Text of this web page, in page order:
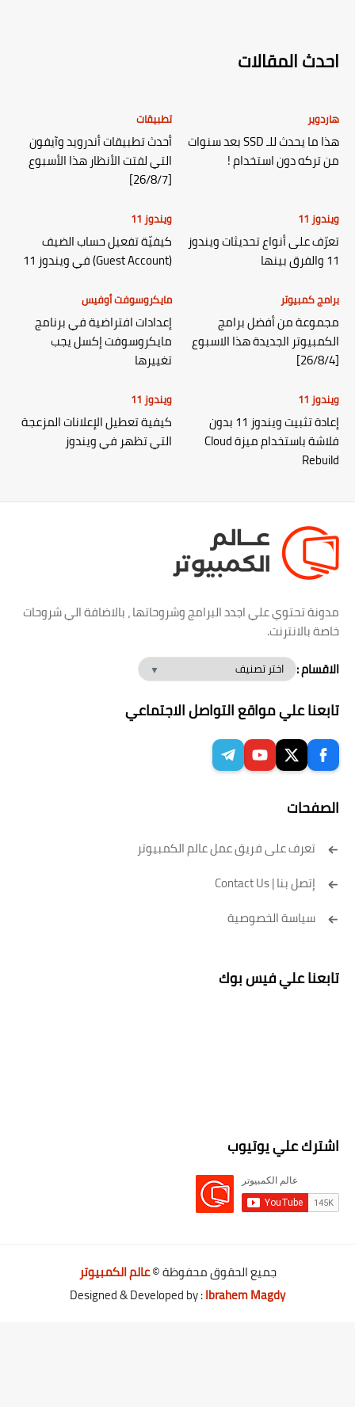
احدث المقالات
هاردوير
هذا ما يحدث للـ SSD بعد سنوات
من تركه دون استخدام !
تطبيقات
أحدث تطبيقات أندرويد وآيفون
التي لفتت الأنظار هذا الأسبوع
[26/8/7]
ويندوز 11
تعرّف على أنواع تحديثات ويندوز
11 والفرق بينها
ويندوز 11
كيفيّة تفعيل حساب الضيف
(Guest Account) في ويندوز 11
برامج كمبيوتر
مجموعة من أفضل برامج
الكمبيوتر الجديدة هذا الاسبوع
[26/8/4]
مايكروسوفت أوفيس
إعدادات افتراضية في برنامج
مايكروسوفت إكسل يجب
تغييرها
ويندوز 11
إعادة تثبيت ويندوز 11 بدون
فلاشة باستخدام ميزة Cloud
Rebuild
ويندوز 11
كيفية تعطيل الإعلانات المزعجة
التي تظهر في ويندوز
مدونة تحتوي علي اجدد البرامج وشروحاتها ، بالاضافة الي شروحات
خاصة بالانترنت.
الاقسام :
تابعنا علي مواقع التواصل الاجتماعي
الصفحات
تعرف على فريق عمل عالم الكمبيوتر
إتصل بنا | Contact Us
سياسة الخصوصية
تابعنا علي فيس بوك
اشترك علي يوتيوب
جميع الحقوق محفوظة ©عالم الكمبيوتر
Designed & Developed by :Ibrahem Magdy